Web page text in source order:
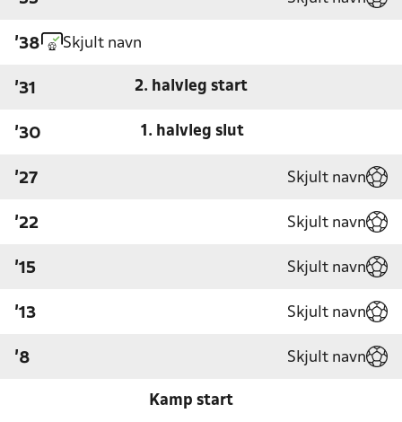
'38 Skjult navn
'31 2. halvleg start
'30 1. halvleg slut
'27 Skjult navn
'22 Skjult navn
'15 Skjult navn
'13 Skjult navn
'8 Skjult navn
Kamp start